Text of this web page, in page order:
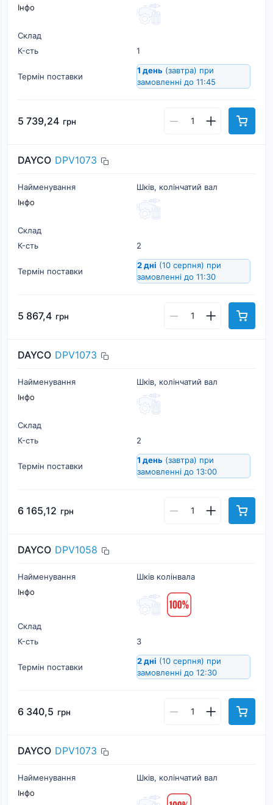
Інфо
Склад
К-cть
1
Термін поставки
1 день (завтра) при
замовленні до 11:45
5 739,24 грн
DAYCO DPV1073
Найменування
Шків, колінчатий вал
Інфо
Склад
К-cть
2
Термін поставки
2 дні (10 серпня) при
замовленні до 11:30
5 867,4 грн
DAYCO DPV1073
Найменування
Шків, колінчатий вал
Інфо
Склад
К-cть
2
Термін поставки
1 день (завтра) при
замовленні до 13:00
6 165,12 грн
DAYCO DPV1058
Найменування
Шків колінвала
Інфо
Склад
К-cть
3
Термін поставки
2 дні (10 серпня) при
замовленні до 12:30
6 340,5 грн
DAYCO DPV1073
Найменування
Шків, колінчатий вал
Інфо